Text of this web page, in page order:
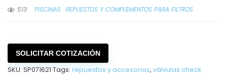
513
PISCINAS REPUESTOS Y COMPLEMENTOS PARA FILTROS
SOLICITAR COTIZACIÓN
SKU: SP071621 Tags: repuestos y accesorios, válvulas check